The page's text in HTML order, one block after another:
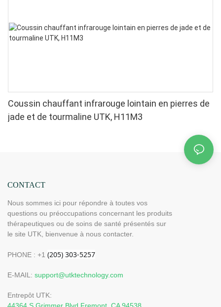
Coussin chauffant infrarouge lointain en pierres de
jade et de tourmaline UTK, H11M3
CONTACT
Nous sommes ici pour répondre à toutes vos
questions ou préoccupations concernant les produits
thérapeutiques ou de soins de santé présentés sur
le site UTK, bienvenue à nous contacter.
PHONE : +1
E-MAIL: support@utktechnology.com
Entrepôt UTK: